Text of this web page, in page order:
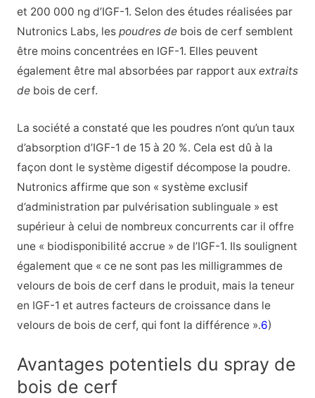
et 200 000 ng d’IGF-1. Selon des études réalisées par
Nutronics Labs, les poudres debois de cerf semblent
être moins concentrées en IGF-1. Elles peuvent
également être mal absorbées par rapport aux extraits
debois de cerf.
La société a constaté que les poudres n’ont qu’un taux
d’absorption d’IGF-1 de 15 à 20 %. Cela est dû à la
façon dont le système digestif décompose la poudre.
Nutronics affirme que son « système exclusif
d’administration par pulvérisation sublinguale » est
supérieur à celui de nombreux concurrents car il offre
une « biodisponibilité accrue » de l’IGF-1. Ils soulignent
également que « ce ne sont pas les milligrammes de
velours de bois de cerf dans le produit, mais la teneur
en IGF-1 et autres facteurs de croissance dans le
velours de bois de cerf, qui font la différence ».6)
Avantages potentiels du spray de
bois de cerf